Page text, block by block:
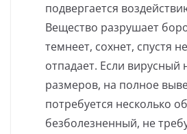
подвергается
Вещество разрушает
темнеет, сохнет, спустя
отпадает. Если вирусный
размеров, на полное
потребуется несколько
безболезненный, не